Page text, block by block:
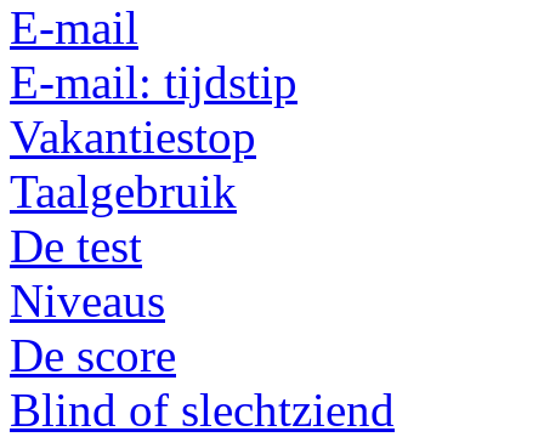
E-mail
E-mail: tijdstip
Vakantiestop
Taalgebruik
De test
Niveaus
De score
Blind of slechtziend